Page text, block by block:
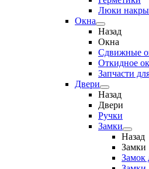
Люки
Окна
Назад
Окна
Сдвижные
Откидное
Запчасти
Двери
Назад
Двери
Ручки
Замки
Назад
Замки
Замок